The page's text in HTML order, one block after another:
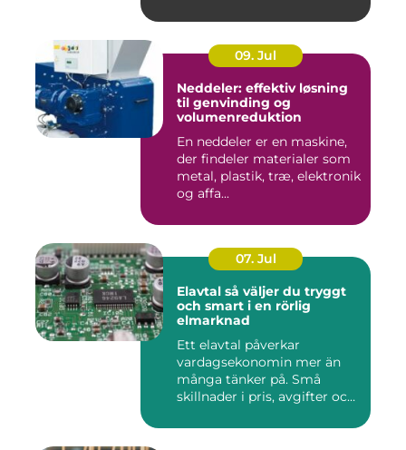
09. Jul
Neddeler: effektiv løsning
til genvinding og
volumenreduktion
En neddeler er en maskine,
der findeler materialer som
metal, plastik, træ, elektronik
og affa...
07. Jul
Elavtal så väljer du tryggt
och smart i en rörlig
elmarknad
Ett elavtal påverkar
vardagsekonomin mer än
många tänker på. Små
skillnader i pris, avgifter och